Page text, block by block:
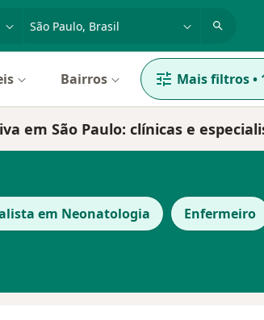
Bairros Mais filtros•
em São Paulo: clínicas e
em Neonatologia Enfermeiro